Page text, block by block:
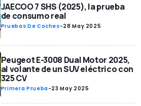
JAECOO 7 SHS (2025), la prueba
de consumo real
Pruebas De Coches-28 May 2025
Peugeot E-3008 Dual Motor 2025,
al volante de un SUV eléctrico con
325 CV
Primera Prueba-23 May 2025